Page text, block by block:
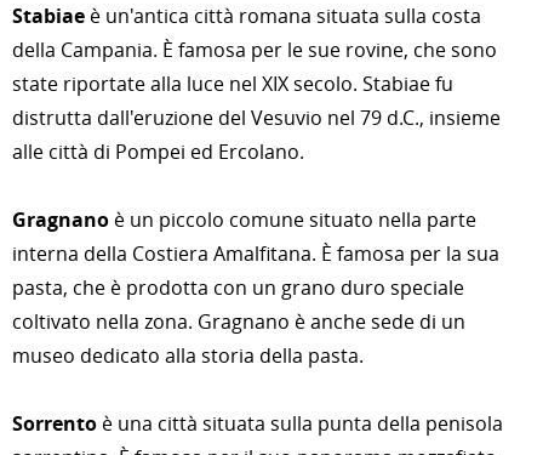
Stabiae è un'antica città romana situata sulla costa
della Campania. È famosa per le sue rovine, che sono
state riportate alla luce nel XIX secolo. Stabiae fu
distrutta dall'eruzione del Vesuvio nel 79 d.C., insieme
alle città di Pompei ed Ercolano.
Gragnano è un piccolo comune situato nella parte
interna della Costiera Amalfitana. È famosa per la sua
pasta, che è prodotta con un grano duro speciale
coltivato nella zona. Gragnano è anche sede di un
museo dedicato alla storia della pasta.
Sorrento è una città situata sulla punta della penisola